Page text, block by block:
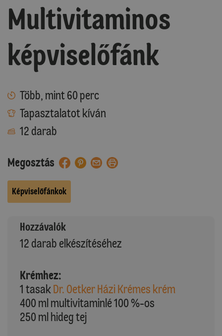
Multivitaminos
képviselőfánk
Több, mint 60 perc
Tapasztalatot kíván
12 darab
Megosztás
Képviselőfánkok
Hozzávalók
12 darab elkészítéséhez
Krémhez:
1 tasak Dr. Oetker Házi Krémes krém
400 ml multivitaminlé 100 %-os
250 ml hideg tej